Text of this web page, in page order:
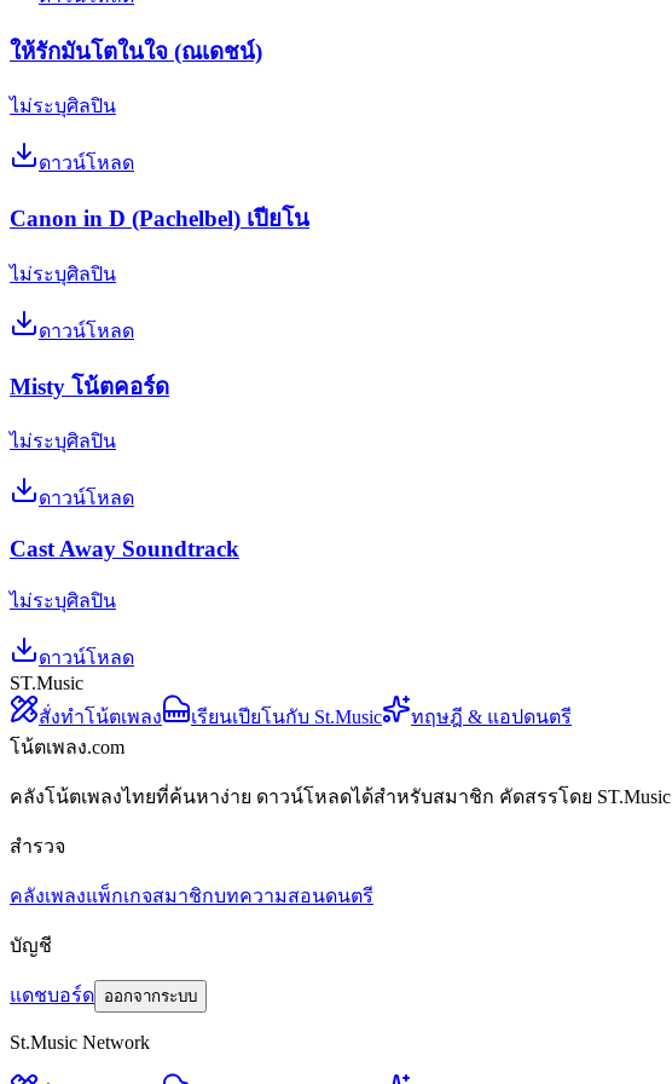
ให้รักมันโตในใจ (ณเดชน์)
ไม่ระบุศิลปิน
ดาวน์โหลด
Canon in D (Pachelbel) เปียโน
ไม่ระบุศิลปิน
ดาวน์โหลด
Misty โน้ตคอร์ด
ไม่ระบุศิลปิน
ดาวน์โหลด
Cast Away Soundtrack
ไม่ระบุศิลปิน
ดาวน์โหลด
ST.Music
สั่งทำโน้ตเพลง
เรียนเปียโนกับ St.Music
ทฤษฎี & แอปดนตรี
โน้ตเพลง.com
คลังโน้ตเพลงไทยที่ค้นหาง่าย ดาวน์โหลดได้สำหรับสมาชิก คัดสรรโดย ST.Music
สำรวจ
คลังเพลงแพ็กเกจสมาชิกบทความสอนดนตรี
บัญชี
แดชบอร์ด ออกจากระบบ
St.Music Network